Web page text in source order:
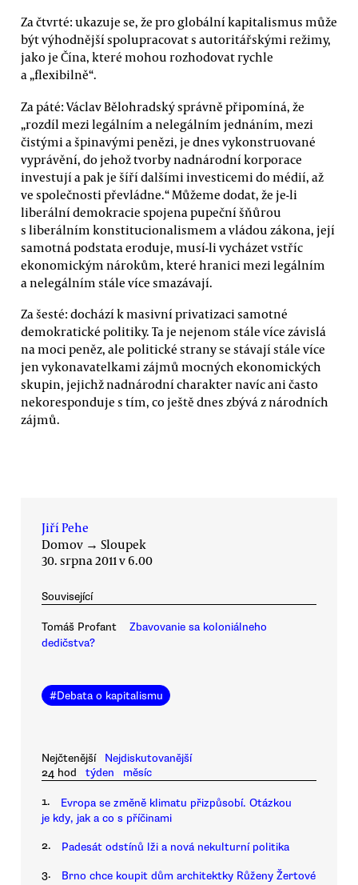
Za čtvrté: ukazuje se, že pro globální kapitalismus může
být výhodnější spolupracovat s autoritářskými režimy,
jako je Čína, které mohou rozhodovat rychle
a „flexibilně“.
Za páté: Václav Bělohradský správně připomíná, že
„rozdíl mezi legálním a nelegálním jednáním, mezi
čistými a špinavými penězi, je dnes vykonstruované
vyprávění, do jehož tvorby nadnárodní korporace
investují a pak je šíří dalšími investicemi do médií, až
ve společnosti převládne.“ Můžeme dodat, že je-li
liberální demokracie spojena pupeční šňůrou
s liberálním konstitucionalismem a vládou zákona, její
samotná podstata eroduje, musí-li vycházet vstříc
ekonomickým nárokům, které hranici mezi legálním
a nelegálním stále více smazávají.
Za šesté: dochází k masivní privatizaci samotné
demokratické politiky. Ta je nejenom stále více závislá
na moci peněz, ale politické strany se stávají stále více
jen vykonavatelkami zájmů mocných ekonomických
skupin, jejichž nadnárodní charakter navíc ani často
nekoresponduje s tím, co ještě dnes zbývá z národních
zájmů.
Jiří Pehe
Domov → Sloupek
30. srpna 2011 v 6.00
Související
Tomáš Profant
Zbavovanie sa koloniálneho
dedičstva?
#Debata o kapitalismu
Nejčtenější
Nejdiskutovanější
24 hod
týden měsíc
1.
Evropa se změně klimatu přizpůsobí. Otázkou
je kdy, jak a co s příčinami
2. Padesát odstínů lži a nová nekulturní politika
3. Brno chce koupit dům architektky Růženy Žertové